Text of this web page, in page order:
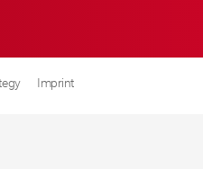
Imprint